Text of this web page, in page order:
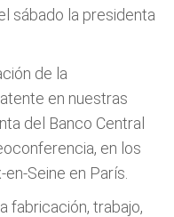
sábado la presidenta
de la
en nuestras
del Banco Central
en los
Seine en París.
fabricación, trabajo,